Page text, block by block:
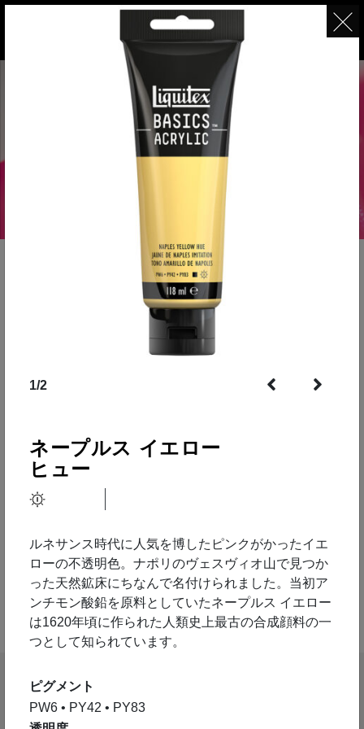
ベーシックス
ファインアート用顔料なのに、大作や日々の制
ワンプライス大容量アクリル絵具
1/2
ネープルス イエロー
ヒュー
ルネサンス時代に人気を博したピンクがかったイエ
ローの不透明色。ナポリのヴェスヴィオ山で見つか
った天然鉱床にちなんで名付けられました。当初ア
ンチモン酸鉛を原料としていたネープルス イエロー
は1620年頃に作られた人類史上最古の合成顔料の一
つとして知られています。
ピグメント
PW6 • PY42 • PY83